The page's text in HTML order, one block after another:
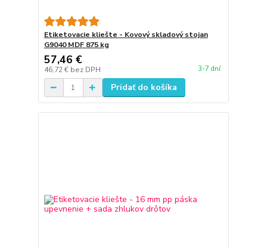
Etiketovacie kliešte - Kovový skladový stojan
G9040 MDF 875 kg
57,46 €
46,72 € bez DPH 3-7 dní
Pridať do košíka